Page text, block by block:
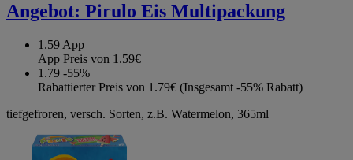
Angebot: Pirulo Eis Multipackung
1.59 App
App Preis von 1.59€
1.79 -55%
Rabattierter Preis von 1.79€ (Insgesamt -55% Rabatt)
tiefgefroren, versch. Sorten, z.B. Watermelon, 365ml